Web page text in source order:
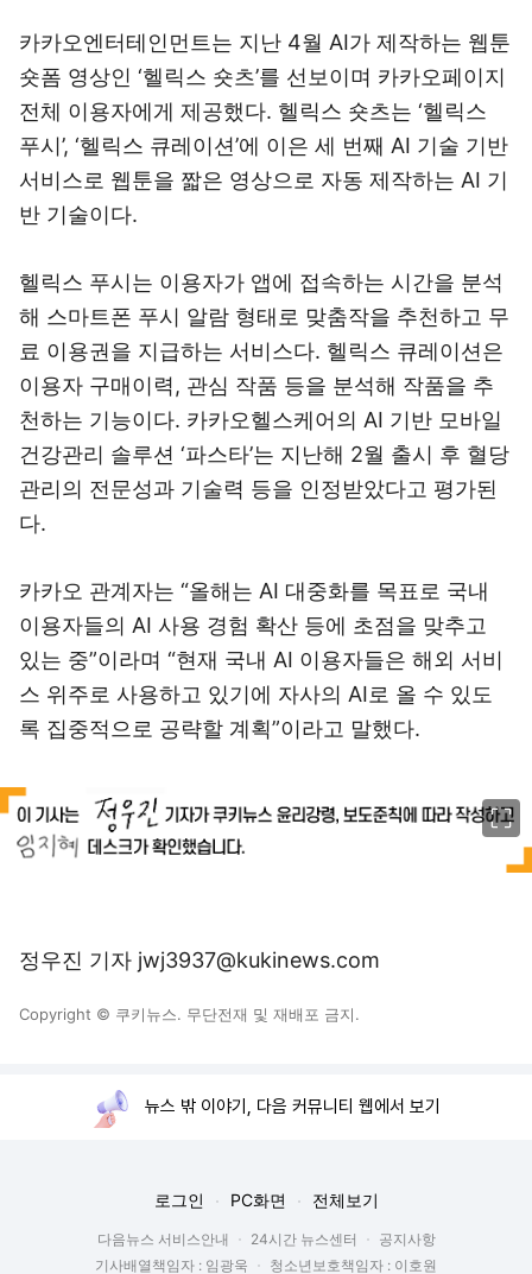
카카오엔터테인먼트는 지난 4월 AI가 제작하는 웹툰
숏폼 영상인 ‘헬릭스 숏츠’를 선보이며 카카오페이지
전체 이용자에게 제공했다. 헬릭스 숏츠는 ‘헬릭스
푸시’, ‘헬릭스 큐레이션’에 이은 세 번째 AI 기술 기반
서비스로 웹툰을 짧은 영상으로 자동 제작하는 AI 기
반 기술이다.
헬릭스 푸시는 이용자가 앱에 접속하는 시간을 분석
해 스마트폰 푸시 알람 형태로 맞춤작을 추천하고 무
료 이용권을 지급하는 서비스다. 헬릭스 큐레이션은
이용자 구매이력, 관심 작품 등을 분석해 작품을 추
천하는 기능이다. 카카오헬스케어의 AI 기반 모바일
건강관리 솔루션 ‘파스타’는 지난해 2월 출시 후 혈당
관리의 전문성과 기술력 등을 인정받았다고 평가된
다.
카카오 관계자는 “올해는 AI 대중화를 목표로 국내
이용자들의 AI 사용 경험 확산 등에 초점을 맞추고
있는 중”이라며 “현재 국내 AI 이용자들은 해외 서비
스 위주로 사용하고 있기에 자사의 AI로 올 수 있도
록 집중적으로 공략할 계획”이라고 말했다.
정우진 기자 jwj3937@kukinews.com
Copyright © 쿠키뉴스. 무단전재 및 재배포 금지.
뉴스 밖 이야기, 다음 커뮤니티 웹에서 보기
로그인 PC화면 전체보기
다음뉴스 서비스안내 24시간 뉴스센터
공지사항
기사배열책임자 : 임광욱
청소년보호책임자 : 이호원